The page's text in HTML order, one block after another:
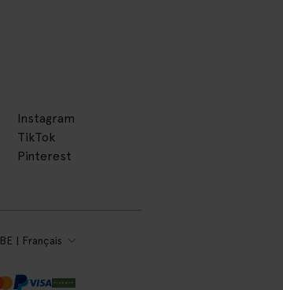
Instagram
TikTok
Pinterest
BE | Français